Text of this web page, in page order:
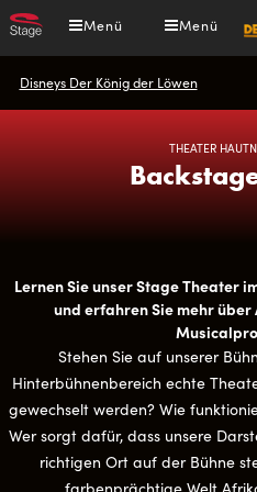
Direkt
zum
Menü Menü
Pfadnavigation
Disneys Der König der Löwen
THEATER
Lernen Sie unser Stage Theater
und erfahren Sie mehr
Stehen Sie auf unserer
Hinterbühnenbereich echte
gewechselt werden? Wie
Wer sorgt dafür, dass unsere
richtigen Ort auf der Bühne